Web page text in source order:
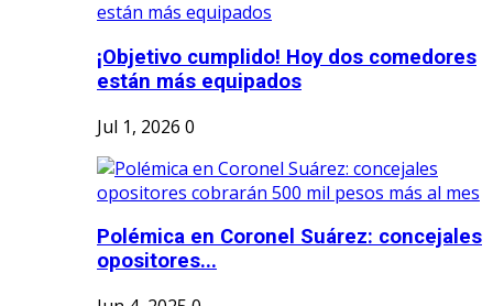
¡Objetivo cumplido! Hoy dos comedores
están más equipados
Jul 1, 2026 0
Polémica en Coronel Suárez: concejales
opositores...